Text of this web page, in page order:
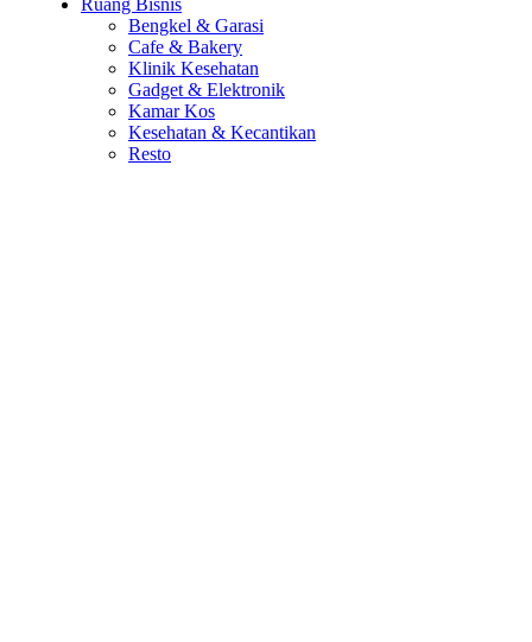
Ruang Bisnis
Bengkel & Garasi
Cafe & Bakery
Klinik Kesehatan
Gadget & Elektronik
Kamar Kos
Kesehatan & Kecantikan
Resto